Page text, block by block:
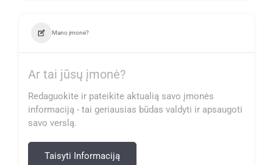
Mano įmonė?
Ar tai jūsų įmonė?
Redaguokite ir pateikite aktualią savo įmonės
informaciją - tai geriausias būdas valdyti ir apsaugoti
savo verslą.
Taisyti Informaciją